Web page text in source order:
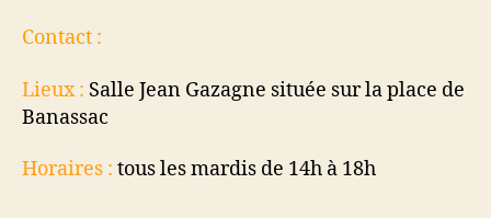
Contact :
Lieux : Salle Jean Gazagne située sur la place de
Banassac
Horaires : tous les mardis de 14h à 18h